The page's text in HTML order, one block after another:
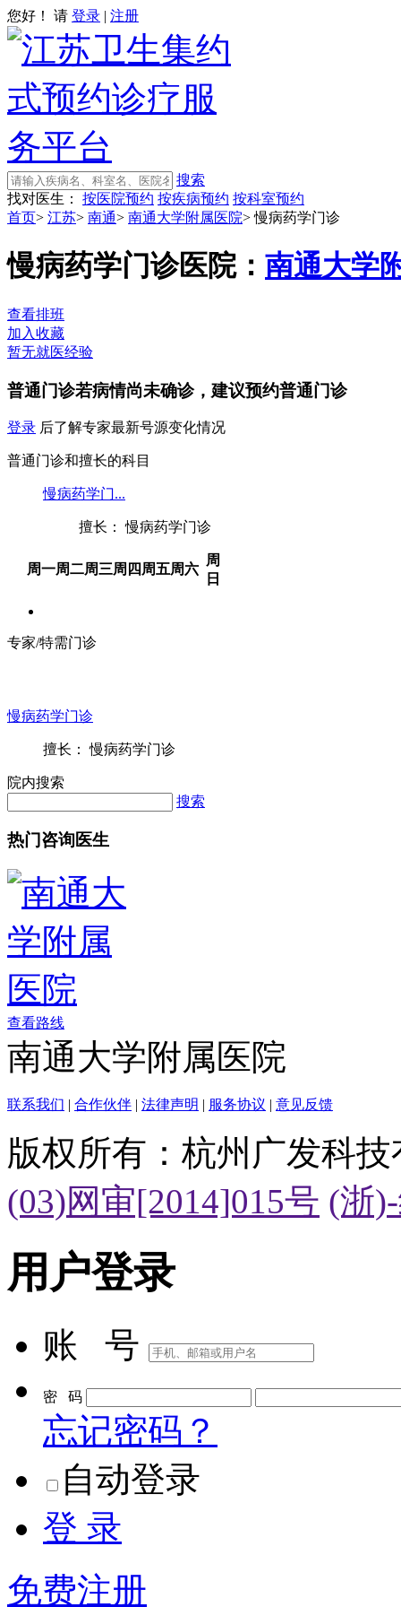
您好！ 请 登录 | 注册
搜索
找对医生：
按医院预约 按疾病预约 按科室预约
首页> 江苏> 南通> 南通大学附属医院>慢病药学门诊
慢病药学门诊医院： 南通大学
查看排班
加入收藏
暂无就医经验
普通门诊若病情尚未确诊，建议预约普通门诊
登录 后了解专家最新号源变化情况
普通门诊和擅长的科目
慢病药学门...
擅长： 慢病药学门诊
周一周二周三周四 周五周六
周
日
专家/特需门诊
慢病药学门诊
擅长： 慢病药学门诊
院内搜索
搜索
热门咨询医生
查看路线
南通大学附属医院
联系我们 | 合作伙伴 | 法律声明 | 服务协议 | 意见反馈
版权所有：杭州广发科
(03)网审[2014]015号 (浙
用户登录
账 号
密 码
忘记密码？
自动登录
登 录
免费注册